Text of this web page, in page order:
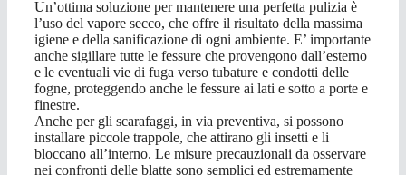
Un’ottima soluzione per mantenere una perfetta pulizia è
l’uso del vapore secco, che offre il risultato della massima
igiene e della sanificazione di ogni ambiente. E’ importante
anche sigillare tutte le fessure che provengono dall’esterno
e le eventuali vie di fuga verso tubature e condotti delle
fogne, proteggendo anche le fessure ai lati e sotto a porte e
finestre.
Anche per gli scarafaggi, in via preventiva, si possono
installare piccole trappole, che attirano gli insetti e li
bloccano all’interno. Le misure precauzionali da osservare
nei confronti delle blatte sono semplici ed estremamente